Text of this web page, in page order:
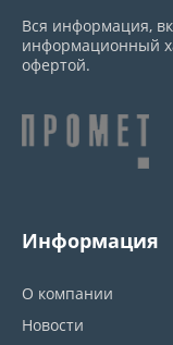
Вся информация,
информационный
офертой.
Информация
О компании
Новости